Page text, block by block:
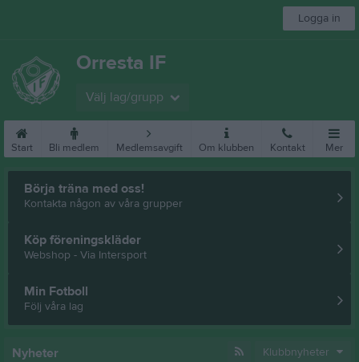
Logga in
Orresta IF
Välj lag/grupp
Start Bli medlem Medlemsavgift Om klubben Kontakt Mer
Börja träna med oss!
Kontakta någon av våra grupper
Köp föreningskläder
Webshop - Via Intersport
Min Fotboll
Följ våra lag
Nyheter Klubbnyheter